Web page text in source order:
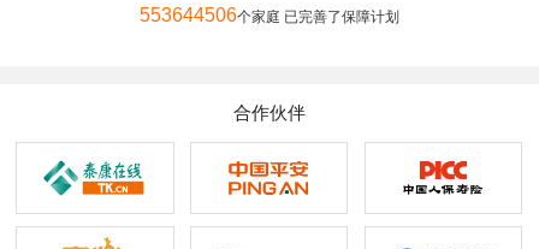
553644506个家庭 已完善了保障计划
合作伙伴